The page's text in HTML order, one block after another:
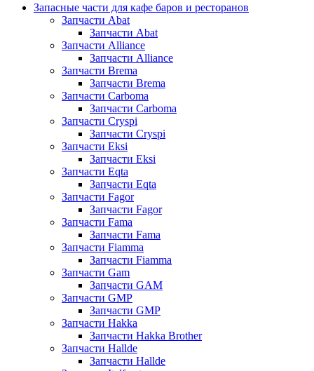
Запасные части для кафе баров и ресторанов
Запчасти Abat
Запчасти Abat
Запчасти Alliance
Запчасти Alliance
Запчасти Brema
Запчасти Brema
Запчасти Carboma
Запчасти Carboma
Запчасти Cryspi
Запчасти Cryspi
Запчасти Eksi
Запчасти Eksi
Запчасти Eqta
Запчасти Eqta
Запчасти Fagor
Запчасти Fagor
Запчасти Fama
Запчасти Fama
Запчасти Fiamma
Запчасти Fiamma
Запчасти Gam
Запчасти GAM
Запчасти GMP
Запчасти GMP
Запчасти Hakka
Запчасти Hakka Brother
Запчасти Hallde
Запчасти Hallde